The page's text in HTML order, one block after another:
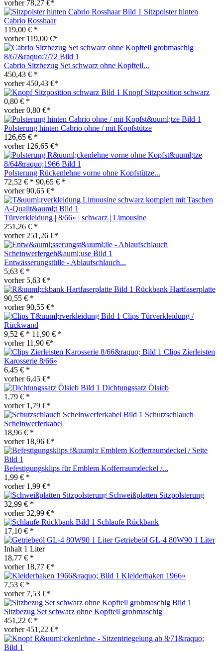
vorher 78,27 €*
Sitzpolster hinten
Cabrio Rosshaar
119,00 € *
vorher 119,00 €*
Cabrio Sitzbezug Set schwarz ohne Kopfteil...
450,43 € *
vorher 450,43 €*
Knopf Sitzposition schwarz
0,80 € *
vorher 0,80 €*
Polsterung hinten Cabrio ohne / mit Kopfstütze
126,65 € *
vorher 126,65 €*
Polsterung Rückenlehne vorne ohne Kopfstütze...
72,52 € * 90,65 € *
vorher 90,65 €*
Türverkleidung | 8/66» | schwarz | Limousine
251,26 € *
vorher 251,26 €*
Entwässerungstülle - Ablaufschlauch...
5,63 € *
vorher 5,63 €*
Rückbank Hartfaserplatte
90,55 € *
vorher 90,55 €*
Clips Türverkleidung /
Rückwand
9,52 € * 11,90 € *
vorher 11,90 €*
Clips Zierleisten
Karosserie 8/66»
6,45 € *
vorher 6,45 €*
Dichtungssatz Ölsieb
1,79 € *
vorher 1,79 €*
Schutzschlauch
Scheinwerferkabel
18,96 € *
vorher 18,96 €*
Befestigungsklips für Emblem Kofferraumdeckel /...
1,99 € *
vorher 1,99 €*
Schweißplatten Sitzpolsterung
32,99 € *
vorher 32,99 €*
Schlaufe Rückbank
17,10 € *
Getriebeöl GL-4 80W90 1 Liter
Inhalt 1 Liter
18,77 € *
vorher 18,77 €*
Kleiderhaken 1966»
7,53 € *
vorher 7,53 €*
Sitzbezug Set schwarz ohne Kopfteil grobmaschig
451,22 € *
vorher 451,22 €*